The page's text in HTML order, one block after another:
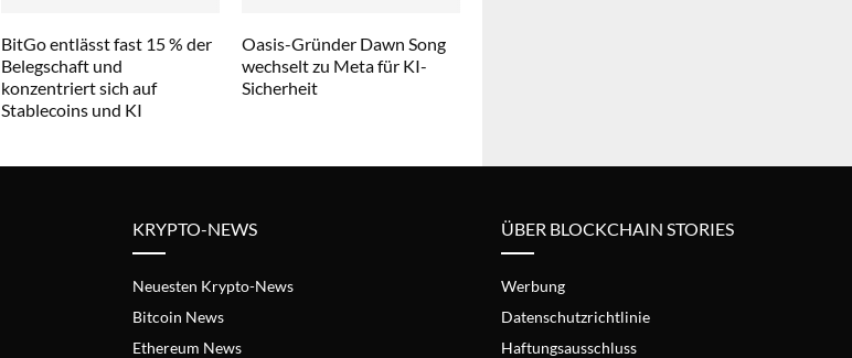
BitGo entlässt fast 15 % der
Belegschaft und
konzentriert sich auf
Stablecoins und KI
Oasis-Gründer Dawn Song
wechselt zu Meta für KI-
Sicherheit
KRYPTO-NEWS
Neuesten Krypto-News
Bitcoin News
Ethereum News
ÜBER BLOCKCHAIN STORIES
Werbung
Datenschutzrichtlinie
Haftungsausschluss